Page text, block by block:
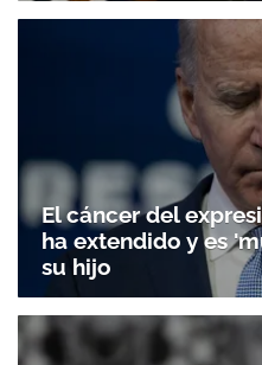
El cáncer del
ha extendido y es
su hijo